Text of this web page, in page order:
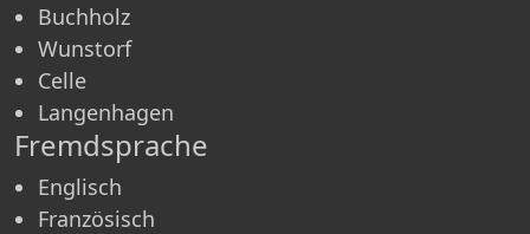
Buchholz
Wunstorf
Celle
Langenhagen
Fremdsprache
Englisch
Französisch